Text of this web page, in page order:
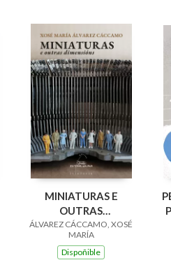
MINIATURAS E
OUTRAS
DIMENSIÓNS
ÁLVAREZ CÁCCAMO, XOSÉ
MARÍA
Dispoñible